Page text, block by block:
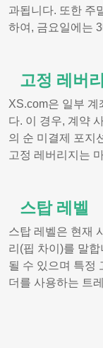
과됩니다. 또한 주
하여, 금요일에는
고정 레버
XS.com은 일부 계
다. 이 경우, 계약
의 순 미결제 포지
고정 레버리지는
스탑 레벨
스탑 레벨은 현재
리(핍 차이)를 말
될 수 있으며 특정
더를 사용하는 트